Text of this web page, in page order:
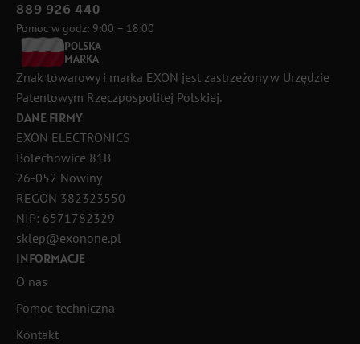
889 926 440
Pomoc w godz: 9:00 – 18:00
POLSKA
MARKA
Znak towarowy i marka EXON jest zastrzeżony w Urzędzie
Patentowym Rzeczpospolitej Polskiej.
DANE FIRMY
EXON ELECTRONICS
Bolechowice 81B
26-052 Nowiny
REGON 382323550
NIP: 6571782329
sklep@exonone.pl
INFORMACJE
O nas
Pomoc techniczna
Kontakt